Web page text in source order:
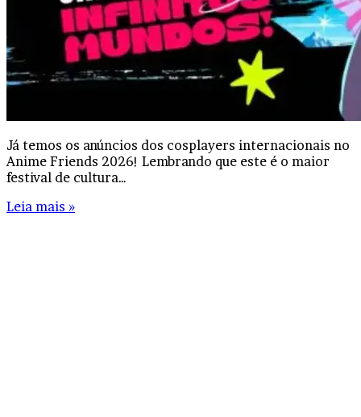
Já temos os anúncios dos cosplayers internacionais no
Anime Friends 2026! Lembrando que este é o maior
festival de cultura…
Leia mais »